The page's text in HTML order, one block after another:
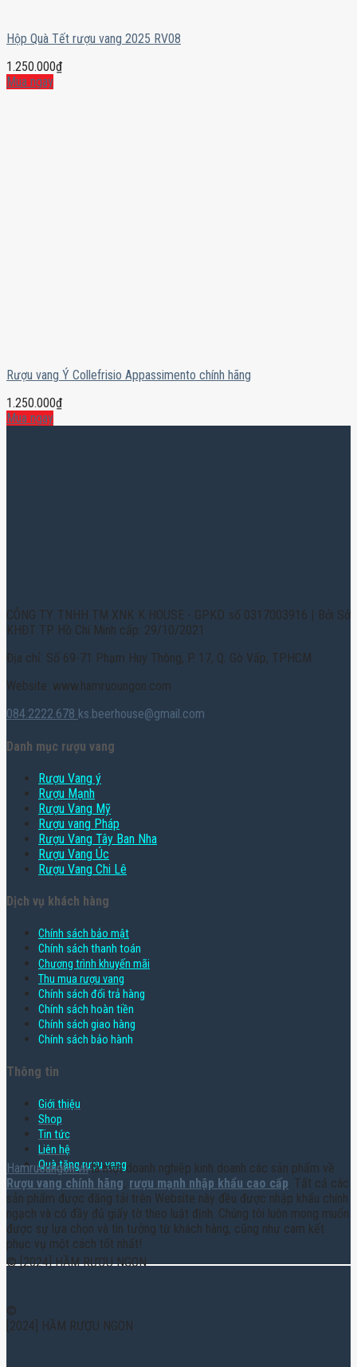
Hộp Quà Tết rượu vang 2025 RV08
1.250.000₫
Mua ngay
Rượu vang Ý Collefrisio Appassimento chính hãng
1.250.000₫
Mua ngay
CÔNG TY TNHH TM XNK K HOUSE - GPKD số 0317003916 | Bởi Sở
KHĐT TP. Hồ Chí Minh cấp: 29/10/2021
Địa chỉ: Số 69-71 Phạm Huy Thông, P. 17, Q. Gò Vấp, TPHCM
Website: www.hamruoungon.com
084.2222.678 ks.beerhouse@gmail.com
Danh mục rượu vang
Rượu Vang ý
Rượu Mạnh
Rượu Vang Mỹ
Rượu vang Pháp
Rượu Vang Tây Ban Nha
Rượu Vang Úc
Rượu Vang Chi Lê
Dịch vụ khách hàng
Chính sách bảo mật
Chính sách thanh toán
Chương trình khuyến mãi
Thu mua rượu vang
Chính sách đổi trả hàng
Chính sách hoàn tiền
Chính sách giao hàng
Chính sách bảo hành
Thông tin
Giới thiệu
Shop
Tin tức
Liên hệ
Quà tặng rượu vang
Hamruoungon.vnlà một doanh nghiệp kinh doanh các sản phẩm về
Rượu vang chính hãng, rượu mạnh nhập khẩu cao cấp. Tất cả các
sản phẩm được đăng tải trên Website này đều được nhập khẩu chính
ngạch và có đầy đủ giấy tờ theo luật định. Chúng tôi luôn mong muốn
được sự lựa chọn và tin tưởng từ khách hàng, cũng như cam kết
phục vụ một cách tốt nhất!
© [2024] HẦM RƯỢU NGON
©
[2024] HẦM RƯỢU NGON